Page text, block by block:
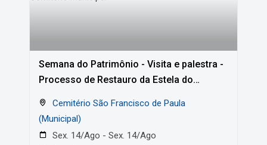
Semana do Patrimônio - Visita e palestra -
Processo de Restauro da Estela do
(Municipal)
Sex. 14/Ago - Sex. 14/Ago